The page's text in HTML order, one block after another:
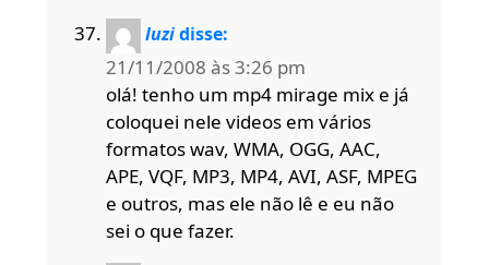
luzi disse:
21/11/2008 às 3:26 pm
olá! tenho um mp4 mirage mix e já
coloquei nele videos em vários
formatos wav, WMA, OGG, AAC,
APE, VQF, MP3, MP4, AVI, ASF, MPEG
e outros, mas ele não lê e eu não
sei o que fazer.